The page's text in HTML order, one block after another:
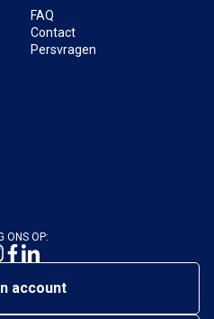
FAQ
Contact
Persvragen
ONS OP:
account